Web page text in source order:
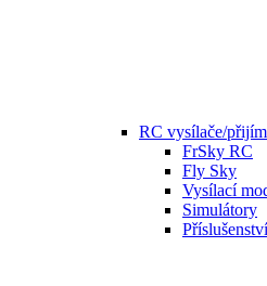
RC vysílače/
FrSky RC
Fly Sky
Vysílací
Simulátory
Příslušenství